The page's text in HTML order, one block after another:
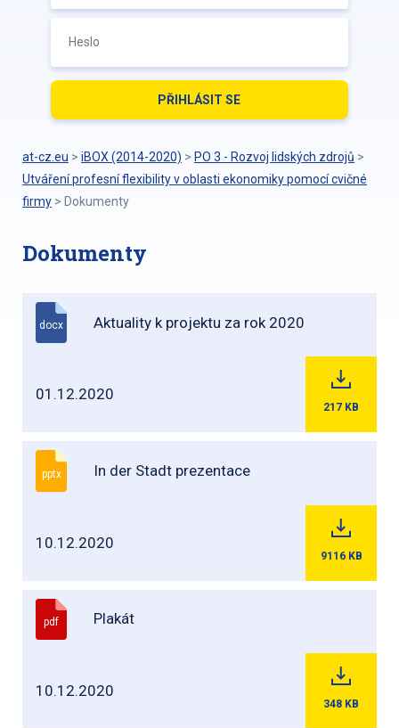
at-cz.eu > iBOX (2014-2020) > PO 3 - Rozvoj lidských zdrojů >
Utváření profesní flexibility v oblasti ekonomiky pomocí cvičné
firmy > Dokumenty
Dokumenty
docx Aktuality k projektu za rok 2020
01.12.2020
217 KB
pptx In der Stadt prezentace
10.12.2020
9116 KB
pdf Plakát
10.12.2020
348 KB